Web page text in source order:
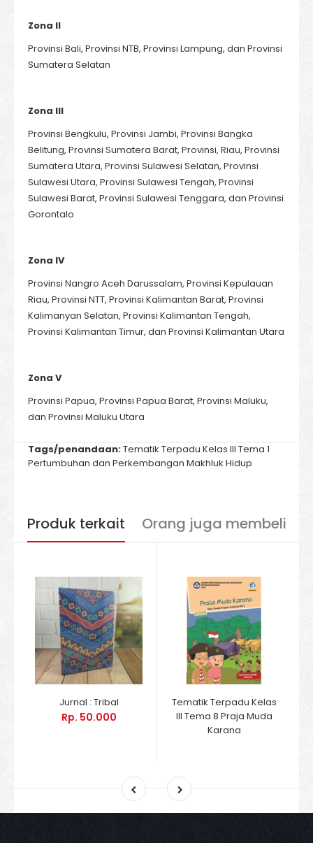
Zona II
Provinsi Bali, Provinsi NTB, Provinsi Lampung, dan Provinsi
Sumatera Selatan
Zona III
Provinsi Bengkulu, Provinsi Jambi, Provinsi Bangka
Belitung, Provinsi Sumatera Barat, Provinsi, Riau, Provinsi
Sumatera Utara, Provinsi Sulawesi Selatan, Provinsi
Sulawesi Utara, Provinsi Sulawesi Tengah, Provinsi
Sulawesi Barat, Provinsi Sulawesi Tenggara, dan Provinsi
Gorontalo
Zona IV
Provinsi Nangro Aceh Darussalam, Provinsi Kepulauan
Riau, Provinsi NTT, Provinsi Kalimantan Barat, Provinsi
Kalimanyan Selatan, Provinsi Kalimantan Tengah,
Provinsi Kalimantan Timur, dan Provinsi Kalimantan Utara
Zona V
Provinsi Papua, Provinsi Papua Barat, Provinsi Maluku,
dan Provinsi Maluku Utara
Tags/penandaan:Tematik Terpadu Kelas III Tema 1
Pertumbuhan dan Perkembangan Makhluk Hidup
Produk terkait Orang juga membeli
Jurnal : Tribal
Rp. 50.000
Tematik Terpadu Kelas
III Tema 8 Praja Muda
Karana